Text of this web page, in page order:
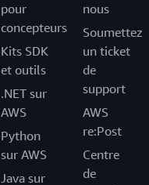
pour
concepteurs
Kits SDK
et outils
.NET sur
AWS
Python
sur AWS
Java sur
nous
Soumettez
un ticket
de
support
AWS
re:Post
Centre
de